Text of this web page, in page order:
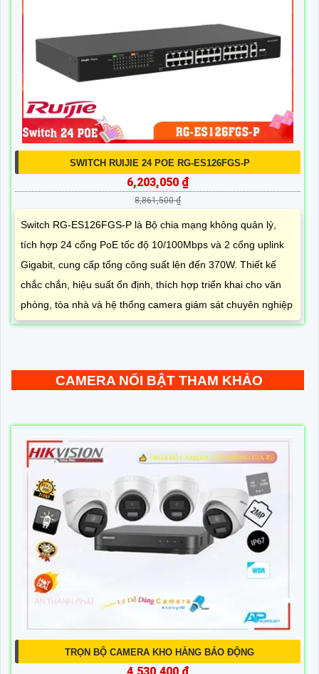
SWITCH RUIJIE 24 POE RG-ES126FGS-P
6,203,050 ₫
8,861,500 ₫
Switch RG-ES126FGS-P là Bộ chia mạng không quản lý,
tích hợp 24 cổng PoE tốc độ 10/100Mbps và 2 cổng uplink
Gigabit, cung cấp tổng công suất lên đến 370W. Thiết kế
chắc chắn, hiệu suất ổn định, thích hợp triển khai cho văn
phòng, tòa nhà và hệ thống camera giám sát chuyên nghiệp
CAMERA NỔI BẬT THAM KHẢO
TRỌN BỘ CAMERA KHO HÀNG BÁO ĐỘNG